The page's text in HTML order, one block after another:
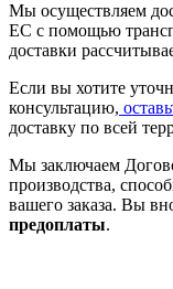
Мы осуществляем
ЕС с помощью
доставки
Если вы хотите
консультацию,
доставку по всей
Мы заключаем
производства,
вашего заказа. Вы
предоплаты.